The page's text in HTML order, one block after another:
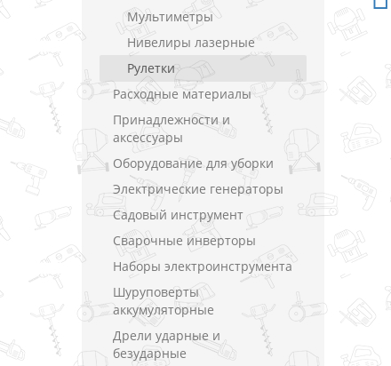
Мультиметры
Нивелиры лазерные
Рулетки
Расходные материалы
Принадлежности и
аксессуары
Оборудование для уборки
Электрические генераторы
Садовый инструмент
Сварочные инверторы
Наборы электроинструмента
Шуруповерты
аккумуляторные
Дрели ударные и
безударные